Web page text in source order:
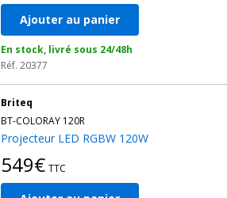
Ajouter au panier
En stock, livré sous 24/48h
Réf. 20377
Briteq
BT-COLORAY 120R
Projecteur LED RGBW 120W
549€ TTC